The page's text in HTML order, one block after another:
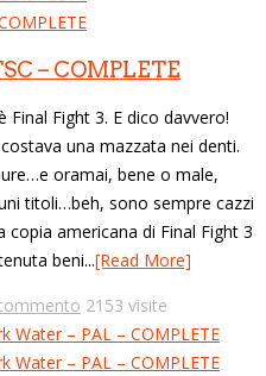
– COMPLETE
Final Fight 3. E dico davvero!
una mazzata nei denti.
oramai, bene o male,
titoli…beh, sono sempre cazzi
americana di Final Fight 3
beni...[Read More]
2153 visite